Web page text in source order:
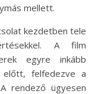
mellett.
kezdetben tele
A film
egyre inkább
előtt, felfedezve a
rendező ügyesen